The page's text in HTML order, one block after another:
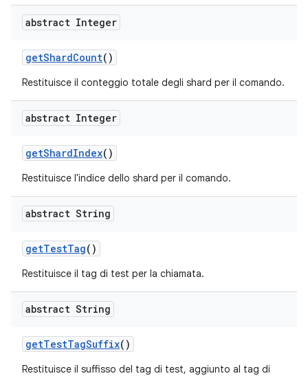
abstract Integer
getShardCount()
Restituisce il conteggio totale degli shard per il comando.
abstract Integer
getShardIndex()
Restituisce l'indice dello shard per il comando.
abstract String
getTestTag()
Restituisce il tag di test per la chiamata.
abstract String
getTestTagSuffix()
Restituisce il suffisso del tag di test, aggiunto al tag di